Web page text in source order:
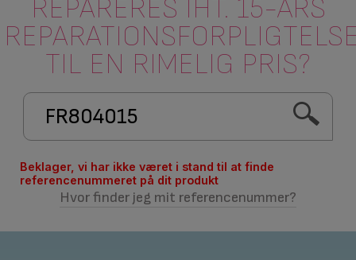
REPARERES IHT. 15-ÅRS
TIL EN RIMELIG PRIS?
Beklager, vi har ikke været i stand til at finde
referencenummeret på dit produkt
Hvor finder jeg mit referencenummer?